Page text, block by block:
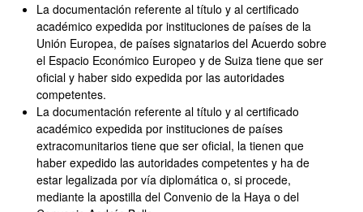
La documentación referente al título y al certificado
académico expedida por instituciones de países de la
Unión Europea, de países signatarios del Acuerdo sobre
el Espacio Económico Europeo y de Suiza tiene que ser
oficial y haber sido expedida por las autoridades
competentes.
La documentación referente al título y al certificado
académico expedida por instituciones de países
extracomunitarios tiene que ser oficial, la tienen que
haber expedido las autoridades competentes y ha de
estar legalizada por vía diplomática o, si procede,
mediante la apostilla del Convenio de la Haya o del